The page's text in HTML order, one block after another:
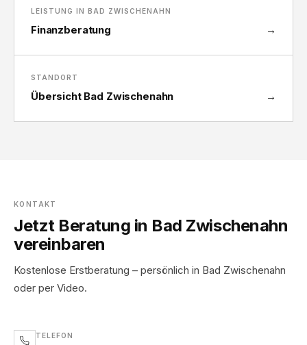
LEISTUNG IN BAD ZWISCHENAHN
Finanzberatung →
STANDORT
Übersicht Bad Zwischenahn →
KONTAKT
Jetzt Beratung in Bad Zwischenahn
vereinbaren
Kostenlose Erstberatung – persönlich in Bad Zwischenahn
oder per Video.
TELEFON